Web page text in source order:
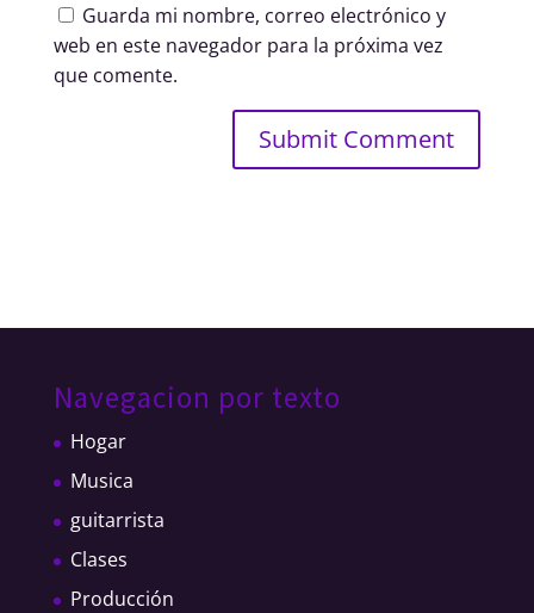
Guarda mi nombre, correo electrónico y
web en este navegador para la próxima vez
que comente.
Navegacion por texto
Hogar
Musica
guitarrista
Clases
Producción